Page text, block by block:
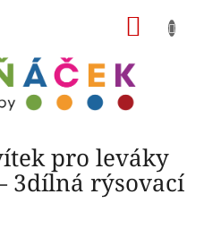
pro leváky
3dílná rýsovací